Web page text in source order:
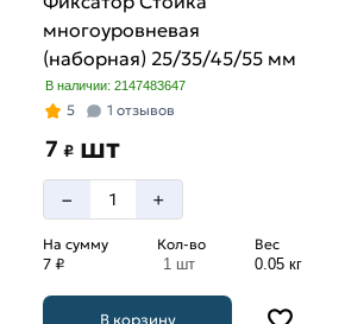
многоуровневая
(наборная) 25/35/45/55 мм
В наличии: 2147483647
5 1 отзывов
7₽ шт
– +
На сумму
7 ₽
Кол-во
1 шт
Вес
0.05 кг
В корзину